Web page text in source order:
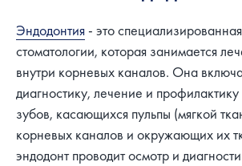
Эндодонтия - это
стоматологии, которая занимается
внутри корневых каналов. Она
диагностику, лечение и
зубов, касающихся пульпы (мягкой
корневых каналов и окружающих их
эндодонт проводит осмотр и